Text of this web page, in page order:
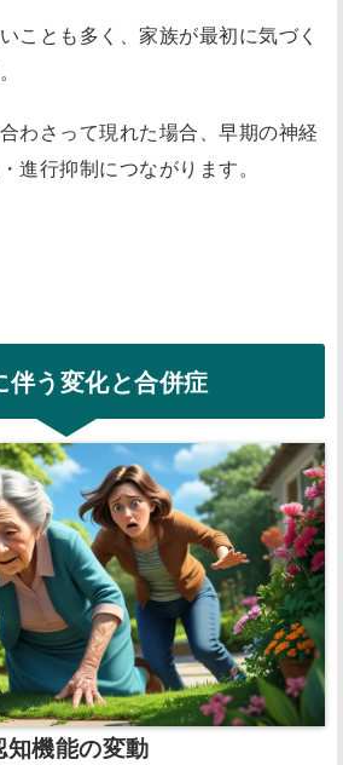
ことも多く、家族が最初に気づく
わさって現れた場合、早期の神経
進行抑制につながります。
伴う変化と合併症
機能の変動